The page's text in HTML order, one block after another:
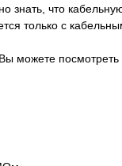
знать, что
только с
можете посмотреть